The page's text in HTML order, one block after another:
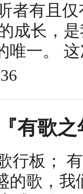
者有且
成长，
唯一。
有歌
行板；
的歌，